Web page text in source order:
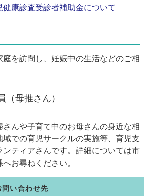
康診査受診者補助金について
を訪問し、妊娠中の生活などのご相
（母推さん）
んや子育て中のお母さんの身近な相
での育児サークルの実施等、育児支
ティアさんです。詳細については市
お尋ねください。
い合わせ先